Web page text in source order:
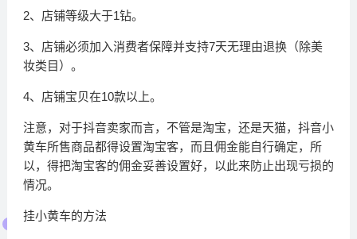
2、店铺等级大于1钻。
3、店铺必须加入消费者保障并支持7天无理由退换（除美
妆类目）。
4、店铺宝贝在10款以上。
注意，对于抖音卖家而言，不管是淘宝，还是天猫，抖音小
黄车所售商品都得设置淘宝客，而且佣金能自行确定，所
以，得把淘宝客的佣金妥善设置好，以此来防止出现亏损的
情况。
挂小黄车的方法